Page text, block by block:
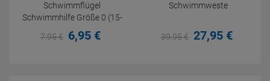
Schwimmflügel
Schwimmhilfe Größe 0 (15-
30 kg)
7,95€ 6,95 €
Schwimmweste
39,95€ 27,95 €